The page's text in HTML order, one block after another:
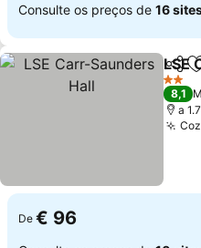
Consulte os preços de 16
LSE
2
8,1
a
De € 96